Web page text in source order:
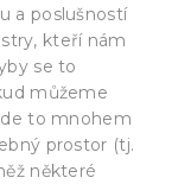
a poslušností
kteří nám
se to
můžeme
to mnohem
prostor (tj.
některé